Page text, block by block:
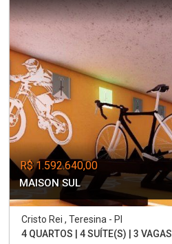
R$ 1.592.640,00
MAISON SUL
Cristo Rei , Teresina - PI
4 QUARTOS | 4 SUÍTE(S) | 3 VAGAS